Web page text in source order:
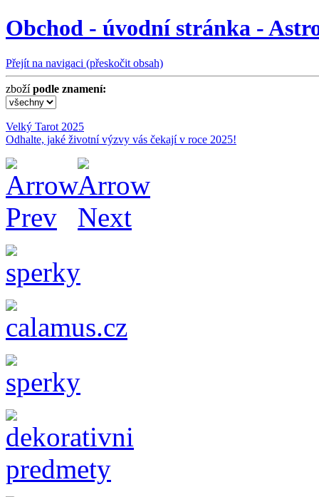
Obchod - úvodní stránka -
Přejít na navigaci (přeskočit obsah)
zbožípodle znamení:
Velký Tarot 2025
Odhalte, jaké životní výzvy vás čekají v roce 2025!